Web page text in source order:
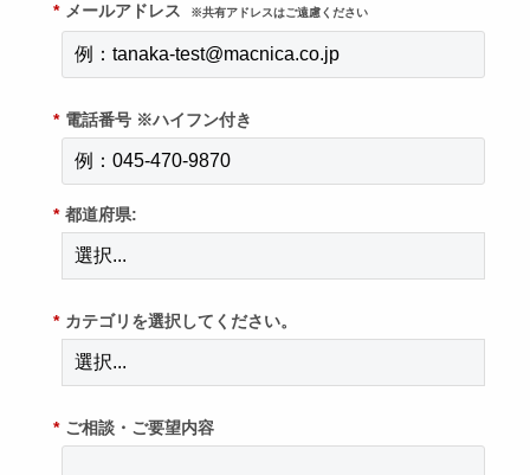
* メールアドレス ※共有アドレスはご遠慮ください
* 電話番号 ※ハイフン付き
* 都道府県:
* カテゴリを選択してください。
* ご相談・ご要望内容